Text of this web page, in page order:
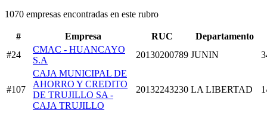
1070 empresas encontradas en este rubro
# Empresa RUC
Departamento
#24
CMAC - HUANCAYO
S.A
20130200789 JUNIN
#107
CAJA MUNICIPAL DE
AHORRO Y CREDITO
DE TRUJILLO SA -
CAJA TRUJILLO
20132243230 LA LIBERTAD